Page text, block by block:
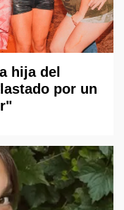
hija del
por un